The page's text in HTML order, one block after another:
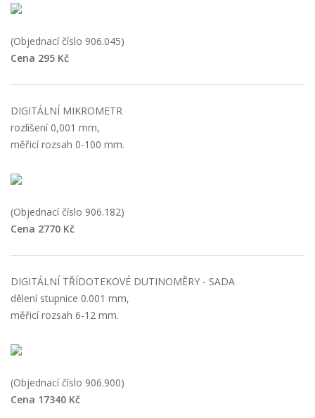
(Objednací číslo 906.045)
Cena 295 Kč
DIGITÁLNÍ MIKROMETR
rozlišení 0,001 mm,
měřicí rozsah 0-100 mm.
(Objednací číslo 906.182)
Cena 2770 Kč
DIGITÁLNÍ TŘÍDOTEKOVÉ DUTINOMĚRY - SADA
dělení stupnice 0.001 mm,
měřicí rozsah 6-12 mm.
(Objednací číslo 906.900)
Cena 17340 Kč